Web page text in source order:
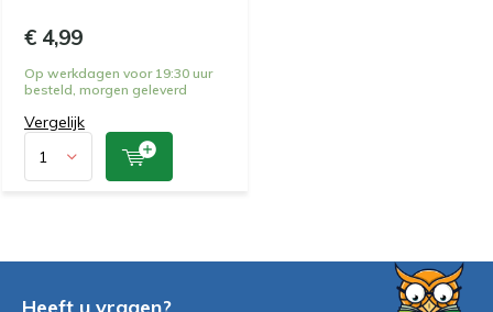
€ 4,99
Op werkdagen voor 19:30 uur
besteld, morgen geleverd
Vergelijk